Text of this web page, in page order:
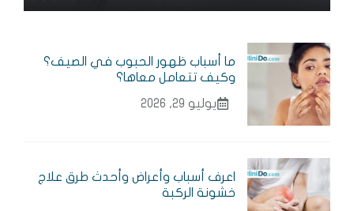
ما أسباب ظهور الحبوب في الصيف؟
وكيف تتعامل معاها؟
يوليو 29, 2026
اعرف أسباب وأعراض وأحدث طرق علاج
خشونة الركبة